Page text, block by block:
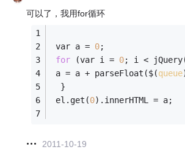
可以了，我用for循环
var a = 0;
for (var i = 0; i <
a = a + parseFloat($(queue
  }
el.get(0).innerHTML = a;
2011-10-19